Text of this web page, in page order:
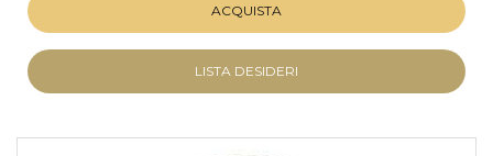
ACQUISTA
LISTA DESIDERI